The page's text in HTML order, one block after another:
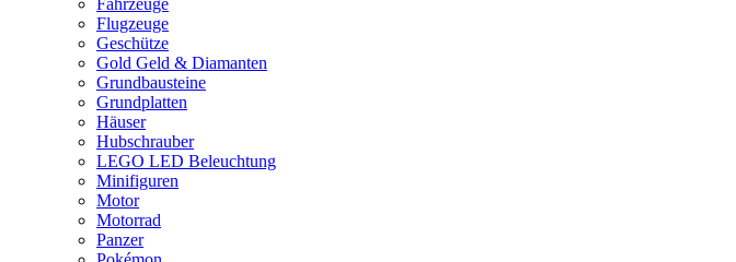
Fahrzeuge
Flugzeuge
Geschütze
Gold Geld & Diamanten
Grundbausteine
Grundplatten
Häuser
Hubschrauber
LEGO LED Beleuchtung
Minifiguren
Motor
Motorrad
Panzer